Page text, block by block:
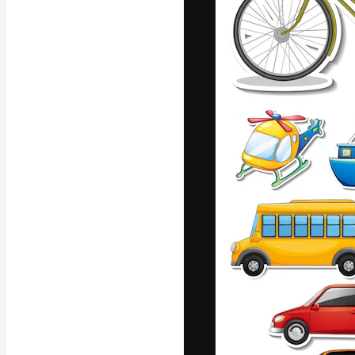
La piattaforma
migliori lavori.
creativi,
Italiano
Copyright ©